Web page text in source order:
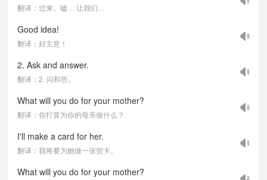
翻译：过来。嘘… 让我们…
Good idea!
翻译：好主意！
2. Ask and answer.
翻译：2. 问和答。
What will you do for your mother?
翻译：你打算为你的母亲做什么？
I'll make a card for her.
翻译：我将要为她做一张贺卡。
What will you do for your mother?